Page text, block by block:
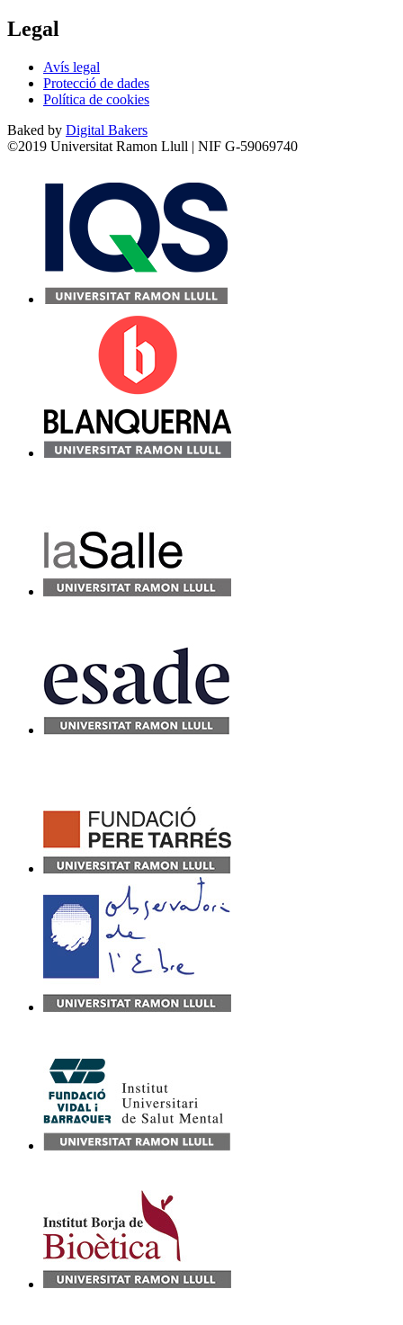
Legal
Avís legal
Protecció de dades
Política de cookies
Baked by Digital Bakers
©2019 Universitat Ramon Llull | NIF G-59069740